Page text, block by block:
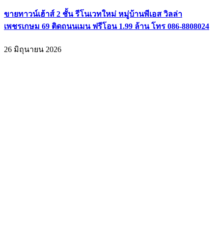
ขายทาวน์เฮ้าส์ 2 ชั้น รีโนเวทใหม่ หมู่บ้านพีเอส วิลล่า
เพชรเกษม 69 ติดถนนเมน ฟรีโอน 1.99 ล้าน โทร 086-8808024
26 มิถุนายน 2026